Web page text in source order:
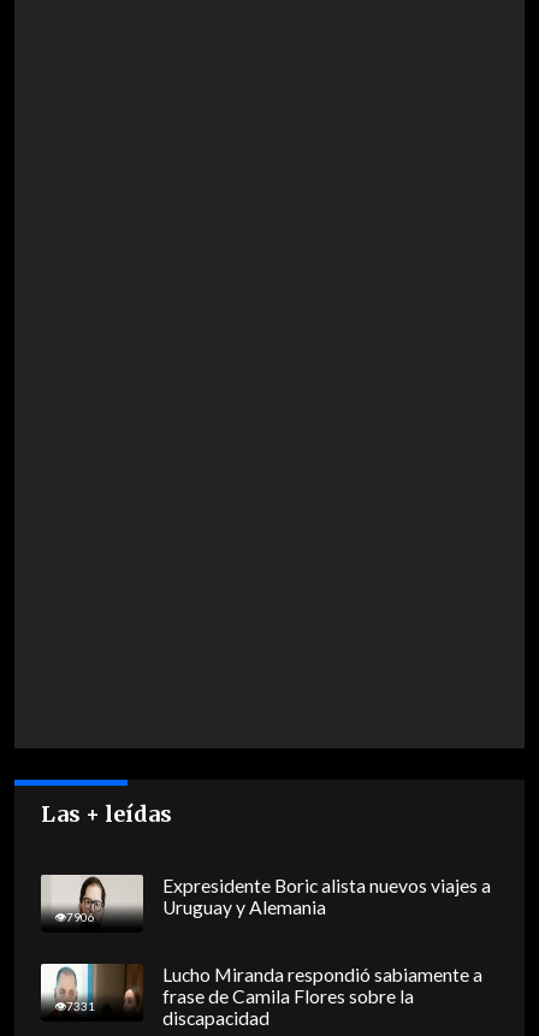
Las + leídas
7906
Expresidente Boric alista nuevos viajes a
Uruguay y Alemania
7331
Lucho Miranda respondió sabiamente a
frase de Camila Flores sobre la
discapacidad